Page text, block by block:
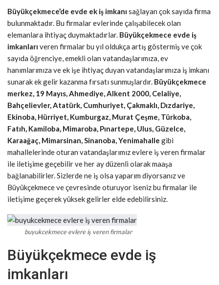
Büyükçekmece’de evde ek iş imkanı sağlayan çok sayıda firma
bulunmaktadır. Bu firmalar evlerinde çalışabilecek olan
elemanlara ihtiyaç duymaktadırlar. Büyükçekmece evde iş
imkanları veren firmalar bu yıl oldukça artış göstermiş ve çok
sayıda öğrenciye, emekli olan vatandaşlarımıza, ev
hanımlarımıza ve ek işe ihtiyaç duyan vatandaşlarımıza iş imkanı
sunarak ek gelir kazanma fırsatı sunmuşlardır. Büyükçekmece
merkez, 19 Mayıs, Ahmediye, Alkent 2000, Celaliye,
Bahçelievler, Atatürk, Cumhuriyet, Çakmaklı, Dızdariye,
Ekinoba, Hürriyet, Kumburgaz, Murat Çeşme, Türkoba,
Fatıh, Kamiloba, Mimaroba, Pınartepe, Ulus, Güzelce,
Karaağaç, Mimarsinan, Sinanoba, Yenimahalle gibi
mahallelerinde oturan vatandaşlarımız evlere iş veren firmalar
ile iletişime geçebilir ve her ay düzenli olarak maaşa
bağlanabilirler. Sizlerde ne iş olsa yaparım diyorsanız ve
Büyükçekmece ve çevresinde oturuyor iseniz bu firmalar ile
iletişime geçerek yüksek gelirler elde edebilirsiniz.
buyukcekmece evlere iş veren firmalar
Büyükçekmece evde iş
imkanları